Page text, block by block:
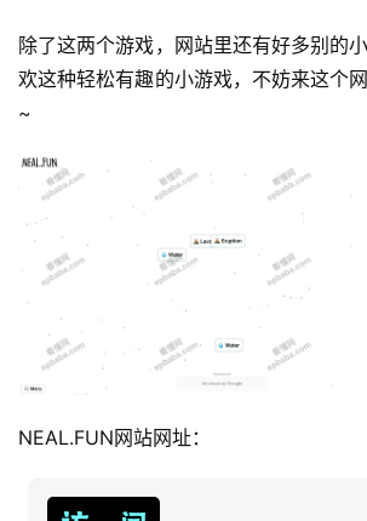
品
除了这两个游戏，网站里还有好多别的
欢这种轻松有趣的小游戏，不妨来这个
~
NEAL.FUN网站网址：